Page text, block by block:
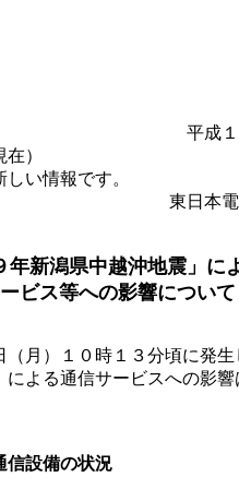
平成
）
い情報です。
東日本
年新潟県中越沖地震」に
ビス等への影響について
月）１０時１３分頃に発生
による通信サービスへの影
信設備の状況